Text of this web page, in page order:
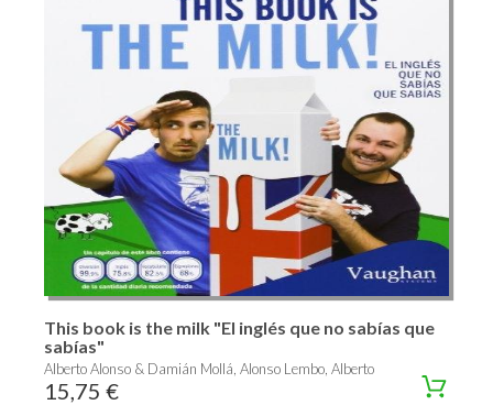
This book is the milk "El inglés que no sabías que
sabías"
Alberto Alonso & Damián Mollá, Alonso Lembo, Alberto
15,75 €